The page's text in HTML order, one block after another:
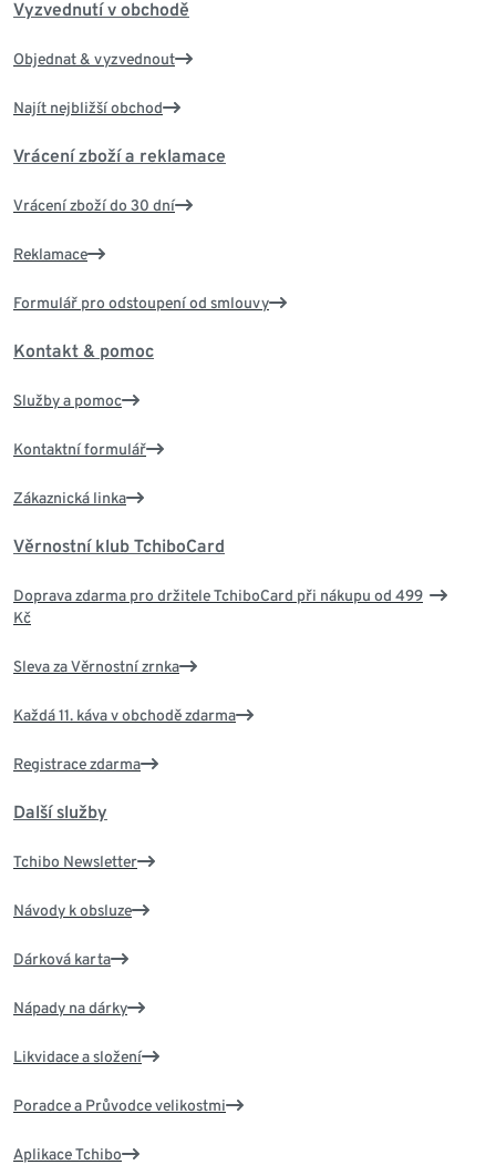
Vyzvednutí v obchodě
Objednat & vyzvednout
Najít nejbližší obchod
Vrácení zboží a reklamace
Vrácení zboží do 30 dní
Reklamace
Formulář pro odstoupení od smlouvy
Kontakt & pomoc
Služby a pomoc
Kontaktní formulář
Zákaznická linka
Věrnostní klub TchiboCard
Doprava zdarma pro držitele TchiboCard při nákupu od 499
Kč
Sleva za Věrnostní zrnka
Každá 11. káva v obchodě zdarma
Registrace zdarma
Další služby
Tchibo Newsletter
Návody k obsluze
Dárková karta
Nápady na dárky
Likvidace a složení
Poradce a Průvodce velikostmi
Aplikace Tchibo